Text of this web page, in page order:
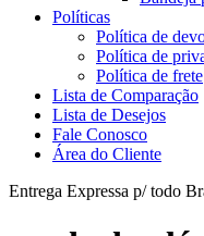
Políticas
Política de
Política de
Política de frete
Lista de Comparação
Lista de Desejos
Fale Conosco
Área do Cliente
Entrega Expressa p/ todo